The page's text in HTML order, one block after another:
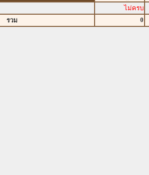
ไม่ครบ
รวม
0